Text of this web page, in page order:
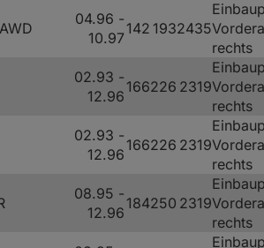
04.96 -
10.97
142 1932435
rechts
02.93 -
12.96
166226 2319
rechts
02.93 -
12.96
166226 2319
rechts
08.95 -
12.96
184250 2319
rechts